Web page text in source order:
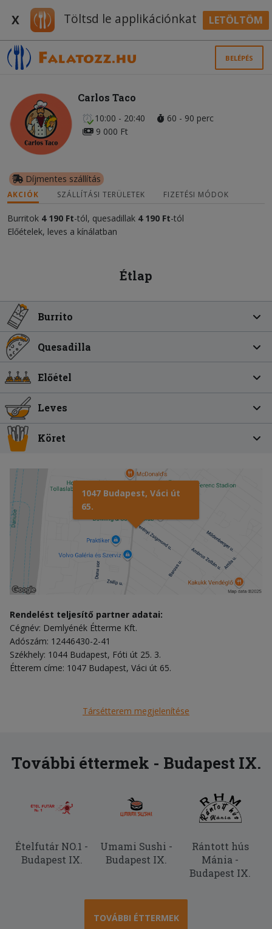
X Töltsd le applikációnkat LETÖLTÖM
BELÉPÉS
Carlos Taco
10:00 - 20:40
60 - 90 perc
9 000 Ft
Díjmentes szállítás
AKCIÓK SZÁLLÍTÁSI TERÜLETEK FIZETÉSI MÓDOK
Burritok 4 190 Ft-tól, quesadillak 4 190 Ft-tól
Előételek, leves a kínálatban
Étlap
Burrito
Quesadilla
Előétel
Leves
Köret
1047 Budapest, Váci út
65.
Rendelést teljesítő partner adatai:
Cégnév: Demlyénék Étterme Kft.
Adószám: 12446430-2-41
Székhely: 1044 Budapest, Fóti út 25. 3.
Étterem címe: 1047 Budapest, Váci út 65.
Társétterem megjelenítése
További éttermek - Budapest IX.
Ételfutár NO.1 -
Budapest IX.
Umami Sushi -
Budapest IX.
Rántott hús
Mánia -
Budapest IX.
TOVÁBBI ÉTTERMEK